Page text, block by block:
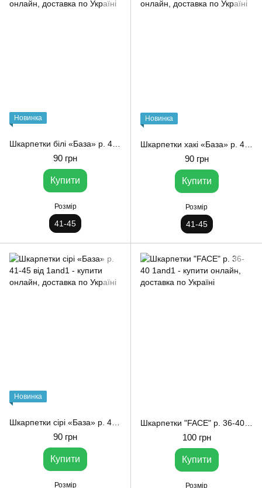
Новинка
90 грн
Купити
Розмір
41-45
Новинка
90 грн
Купити
Розмір
41-45
Новинка
90 грн
Купити
Розмір
100 грн
Купити
Розмір